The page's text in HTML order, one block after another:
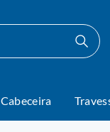
Cabeceira